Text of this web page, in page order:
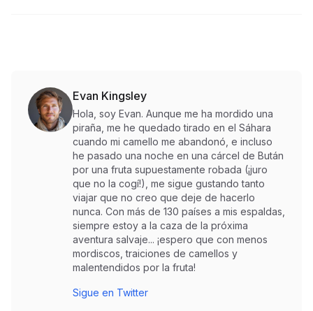
Evan Kingsley
Hola, soy Evan. Aunque me ha mordido una
piraña, me he quedado tirado en el Sáhara
cuando mi camello me abandonó, e incluso
he pasado una noche en una cárcel de Bután
por una fruta supuestamente robada (¡juro
que no la cogí!), me sigue gustando tanto
viajar que no creo que deje de hacerlo
nunca. Con más de 130 países a mis espaldas,
siempre estoy a la caza de la próxima
aventura salvaje... ¡espero que con menos
mordiscos, traiciones de camellos y
malentendidos por la fruta!
Sigue en Twitter